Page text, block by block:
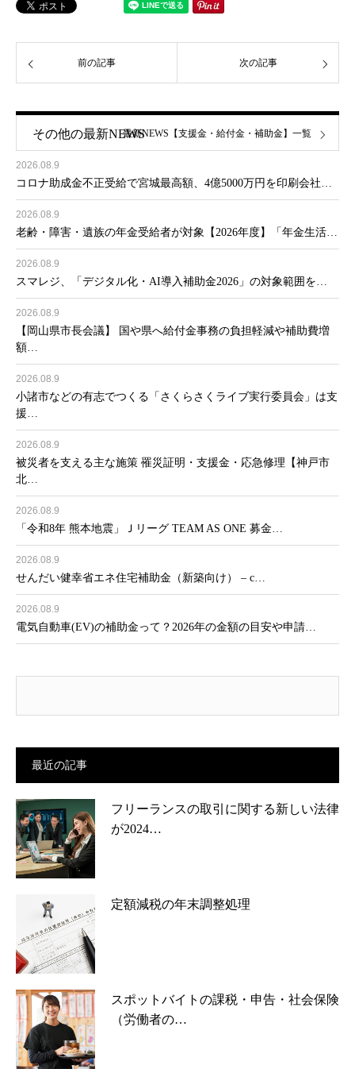
前の記事 次の記事
その他の最新NEWS
2026.08.9
コロナ助成金不正受給で宮城最高額、4億5000万円を印刷会社…
2026.08.9
老齢・障害・遺族の年金受給者が対象【2026年度】「年金生活…
2026.08.9
スマレジ、「デジタル化・AI導入補助金2026」の対象範囲を…
2026.08.9
【岡山県市長会議】 国や県へ給付金事務の負担軽減や補助費増
額…
2026.08.9
小諸市などの有志でつくる「さくらさくライブ実行委員会」は支
援…
2026.08.9
被災者を支える主な施策 罹災証明・支援金・応急修理【神戸市
北…
2026.08.9
「令和8年 熊本地震」Ｊリーグ TEAM AS ONE 募金…
2026.08.9
せんだい健幸省エネ住宅補助金（新築向け） – c…
2026.08.9
電気自動車(EV)の補助金って？2026年の金額の目安や申請…
最新NEWS【支援金・給付金・補助金】一覧
最近の記事
フリーランスの取引に関する新しい法律
が2024…
定額減税の年末調整処理
スポットバイトの課税・申告・社会保険
（労働者の…